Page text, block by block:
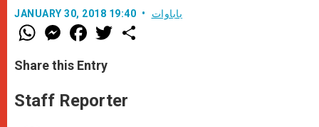
JANUARY 30, 2018 19:40 باباوات
W
h
t
s
p
p
M
e
s
e
g
e
F
a
e
b
o
k
w
r
Share this Entry
Staff Reporter